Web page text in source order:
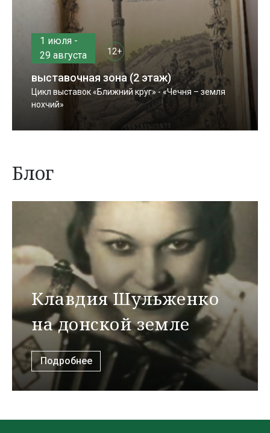
1 июля -
29 августа
12+
выставочная зона (2 этаж)
Цикл выставок «Ближний круг» - «Чечня – земля
нохчий»
Блог
Клавдия Шульженко
на донской земле
Подробнее